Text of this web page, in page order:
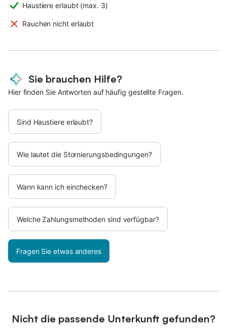
Haustiere erlaubt (max. 3)
Rauchen nicht erlaubt
Sie brauchen Hilfe?
Hier finden Sie Antworten auf häufig gestellte Fragen.
Sind Haustiere erlaubt?
Wie lautet die Stornierungsbedingungen?
Wann kann ich einchecken?
Welche Zahlungsmethoden sind verfügbar?
Fragen Sie etwas anderes
Nicht die passende Unterkunft gefunden?